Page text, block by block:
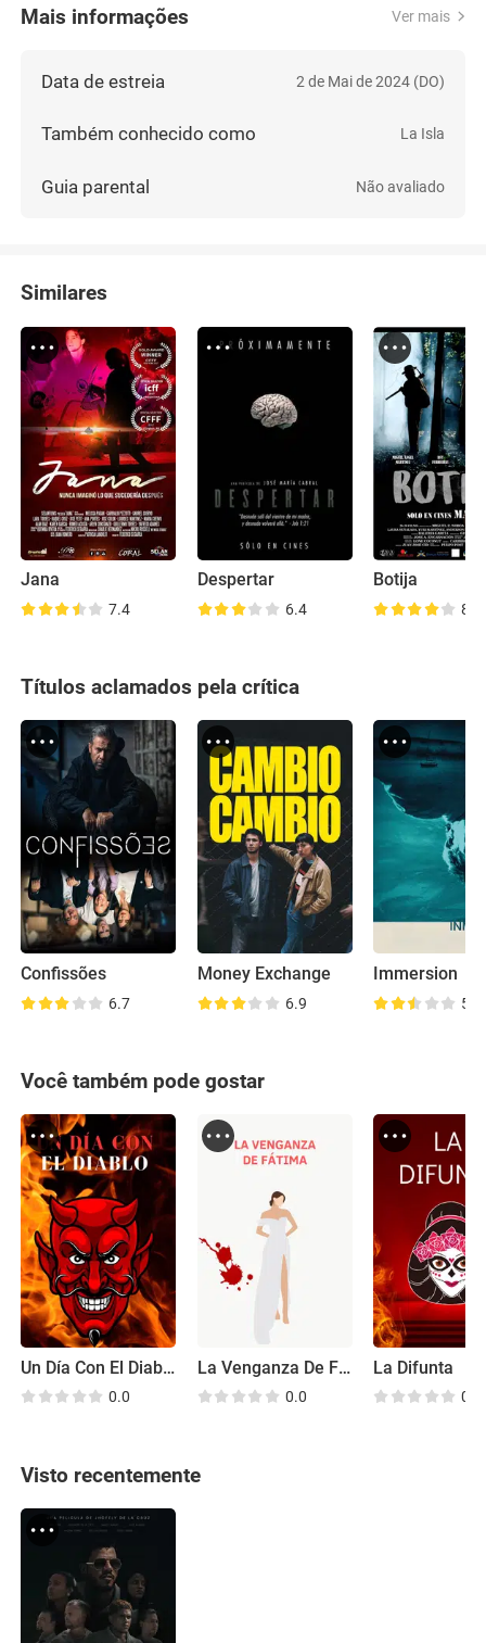
Mais informações Ver mais
Data de estreia 2 de Mai de 2024 (DO)
Também conhecido como La Isla
Guia parental Não avaliado
Similares
Jana
7.4
Despertar
6.4
Botija
8.1
Títulos aclamados pela crítica
Confissões
6.7
Money Exchange
6.9
Immersion
5.4
Você também pode gostar
Un Día Con El Diablo
0.0
La Venganza De Fátima
0.0
La Difunta
0.0
Visto recentemente